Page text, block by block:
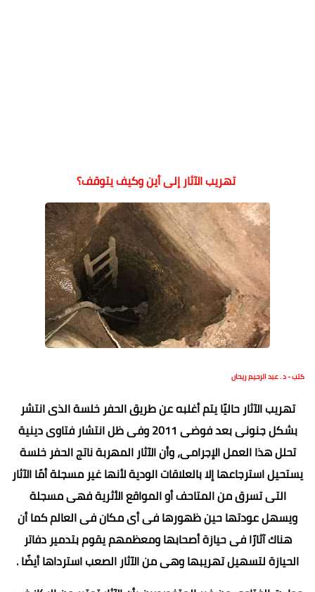
تهريب الآثار إلى أين وكيف يتوقف؟
كتب - د . عبد الرحيم ريحان
تهريب الآثار حاليًا يتم أغلبه عن طريق الحفر خلسة الذى انتشر
بشكل جنونى بعد فوضى 2011 وفى ظل انتشار فتاوى دينية
تحلل هذا العمل الإجرامى، وأن الآثار المهربة ناتج الحفر خلسة
يستحيل استرجاعها إلا بالعلاقات الودية لأنها غير مسجلة أمّا الآثار
التى تسرق من المتاحف أو المواقع الأثرية فهى مسجلة
ويسهل عودتها حين ظهورها فى أى مكان فى العالم كما أن
هناك آثارًا فى حيازة أصحابها ومعظمهم يقوم بتدمير دفاتر
الحيازة لتسهيل تهريبها وهى من الآثار الصعب استرداها أيضًا .